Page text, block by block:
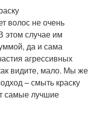
волос не очень
этом случае им
да и сама
агрессивных
видите, мало. Мы же
– смыть краску
самые лучшие